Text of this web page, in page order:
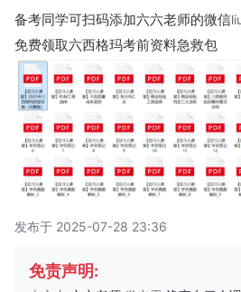
备考同学可扫码添加六六老师的微信
免费领取六西格玛考前资料急救包
发布于 2025-07-28 23:36
免责声明: